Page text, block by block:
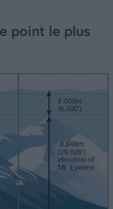
point le plus